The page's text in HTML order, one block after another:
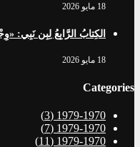
18 مايو 2026
الكِتابُ الرَّابِعُ لِبِن نَبِي:
18 مايو 2026
Categories
1979-1970
(3)
1979-1970
(7)
1979-1970
(11)